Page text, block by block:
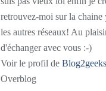
retrouvez-moi sur la chaine
les autres réseaux! Au
d'échanger avec vous :-)
Voir le profil de Blog2geeks
Overblog